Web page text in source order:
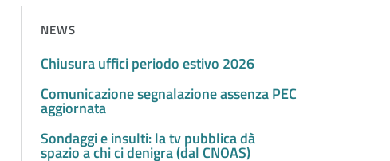
NEWS
Chiusura uffici periodo estivo 2026
Comunicazione segnalazione assenza PEC
aggiornata
Sondaggi e insulti: la tv pubblica dà
spazio a chi ci denigra (dal CNOAS)